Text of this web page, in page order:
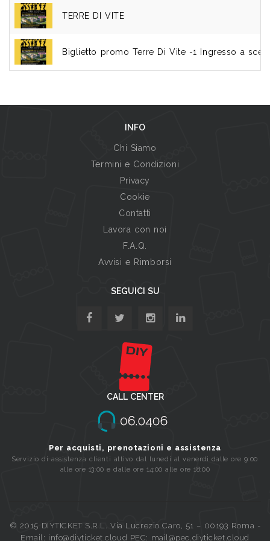
TERRE DI VITE
Biglietto promo Terre Di Vite -1 Ingresso a
INFO
Chi Siamo
Termini e Condizioni
Privacy
Cookie
Contatti
Lavora con noi
F.A.Q.
Avvisi e Rimborsi
SEGUICI SU
CALL CENTER
Per acquisti, prenotazioni e assistenza
Servizio di assistenza clienti attivo dal lunedi al venerdi dalle ore 9:00
alle ore 13:00 e dalle ore 14:00 alle ore 18:00
© 2015 DIYTICKET S.R.L. Via Lucrezio Caro, 51 – 00193 Roma -
Email: info@diyticket.cloud PEC: mail@pec.diyticket.cloud